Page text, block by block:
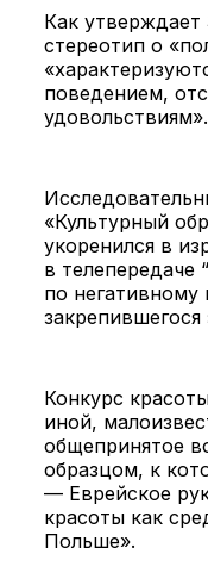
Как утверждает
стереотип о
поведением,
удовольствиям».
«Культурный
укоренился в
в телепередаче
по
Конкурс
иной,
общепринятое
образцом, к
— Еврейское
красоты как
Польше».